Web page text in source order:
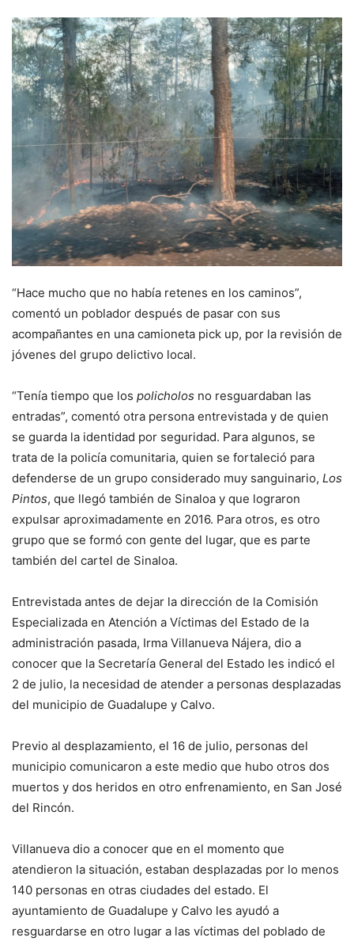
“Hace mucho que no había retenes en los caminos”,
comentó un poblador después de pasar con sus
acompañantes en una camioneta pick up, por la revisión de
jóvenes del grupo delictivo local.
“Tenía tiempo que los policholos no resguardaban las
entradas”, comentó otra persona entrevistada y de quien
se guarda la identidad por seguridad. Para algunos, se
trata de la policía comunitaria, quien se fortaleció para
defenderse de un grupo considerado muy sanguinario, Los
Pintos, que llegó también de Sinaloa y que lograron
expulsar aproximadamente en 2016. Para otros, es otro
grupo que se formó con gente del lugar, que es parte
también del cartel de Sinaloa.
Entrevistada antes de dejar la dirección de la Comisión
Especializada en Atención a Víctimas del Estado de la
administración pasada, Irma Villanueva Nájera, dio a
conocer que la Secretaría General del Estado les indicó el
2 de julio, la necesidad de atender a personas desplazadas
del municipio de Guadalupe y Calvo.
Previo al desplazamiento, el 16 de julio, personas del
municipio comunicaron a este medio que hubo otros dos
muertos y dos heridos en otro enfrenamiento, en San José
del Rincón.
Villanueva dio a conocer que en el momento que
atendieron la situación, estaban desplazadas por lo menos
140 personas en otras ciudades del estado. El
ayuntamiento de Guadalupe y Calvo les ayudó a
resguardarse en otro lugar a las víctimas del poblado de